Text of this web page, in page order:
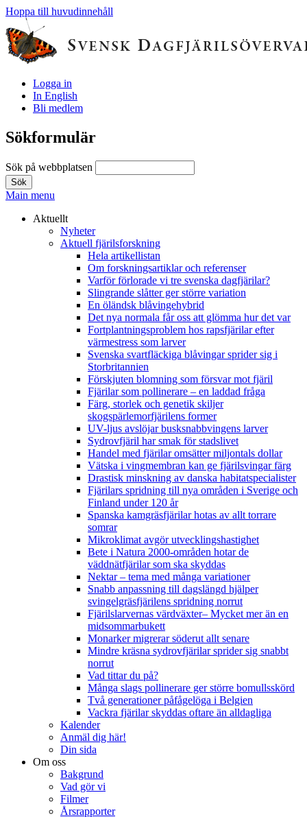
Hoppa till huvudinnehåll
Logga in
In English
Bli medlem
Sökformulär
Sök på webbplatsen
Main menu
Aktuellt
Nyheter
Aktuell fjärilsforskning
Hela artikellistan
Om forskningsartiklar och referenser
Varför förlorade vi tre svenska dagfjärilar?
Slingrande slåtter ger större variation
En öländsk blåvingehybrid
Det nya normala får oss att glömma hur det var
Fortplantningsproblem hos rapsfjärilar efter
värmestress som larver
Svenska svartfläckiga blåvingar sprider sig i
Storbritannien
Förskjuten blomning som försvar mot fjäril
Fjärilar som pollinerare – en laddad fråga
Färg, storlek och genetik skiljer
skogspärlemorfjärilens former
UV-ljus avslöjar busksnabbvingens larver
Sydrovfjäril har smak för stadslivet
Handel med fjärilar omsätter miljontals dollar
Vätska i vingmembran kan ge fjärilsvingar färg
Drastisk minskning av danska habitatspecialister
Fjärilars spridning till nya områden i Sverige och
Finland under 120 år
Spanska kamgräsfjärilar hotas av allt torrare
somrar
Mikroklimat avgör utvecklingshastighet
Bete i Natura 2000-områden hotar de
väddnätfjärilar som ska skyddas
Nektar – tema med många variationer
Snabb anpassning till dagslängd hjälper
svingelgräsfjärilens spridning norrut
Fjärilslarvernas värdväxter– Mycket mer än en
midsommarbukett
Monarker migrerar söderut allt senare
Mindre kräsna sydrovfjärilar sprider sig snabbt
norrut
Vad tittar du på?
Många slags pollinerare ger större bomullsskörd
Två generationer påfågelöga i Belgien
Vackra fjärilar skyddas oftare än alldagliga
Kalender
Anmäl dig här!
Din sida
Om oss
Bakgrund
Vad gör vi
Filmer
Årsrapporter